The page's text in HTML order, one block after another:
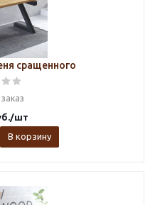
сращенного
/шт
В корзину